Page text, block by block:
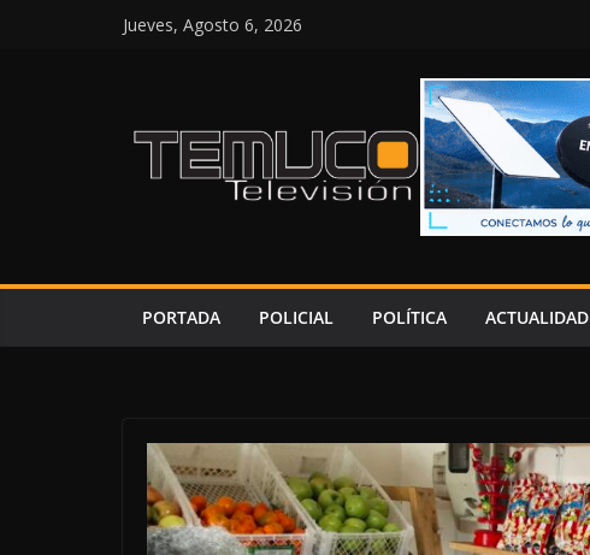
Jueves, Agosto 6, 2026
PORTADA POLICIAL POLÍTICA ACTUALIDAD